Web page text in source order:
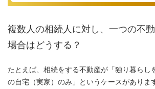
複数人の相続人に対し、一つの不
場合はどうする？
たとえば、相続をする不動産が「独り暮らし
の自宅（実家）のみ」というケースがありま